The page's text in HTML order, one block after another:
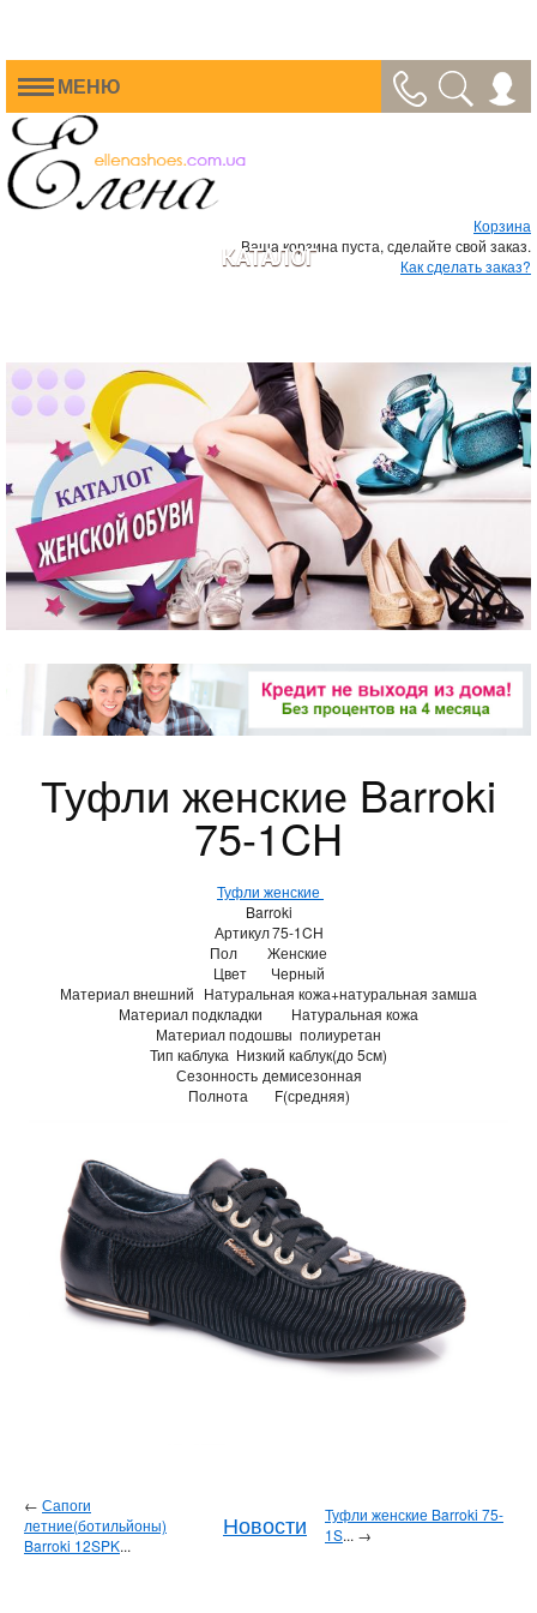
МЕНЮ
Корзина
Ваша корзина пуста, сделайте свой заказ.
Как сделать заказ?
КАТАЛОГ
Туфли женские Barroki
75-1CH
Туфли женские
Barroki
Артикул75-1CH
Пол
Женские
Цвет
Черный
Материал внешний Натуральная кожа+натуральная замша
Материал подкладки
Натуральная кожа
Материал подошвы полиуретан
Тип каблука Низкий каблук(до 5см)
Сезонность демисезонная
Полнота
F(средняя)
← Сапоги
летние(ботильйоны)
Barroki 12SPK...
Новости
Туфли женские Barroki 75-
1S... →